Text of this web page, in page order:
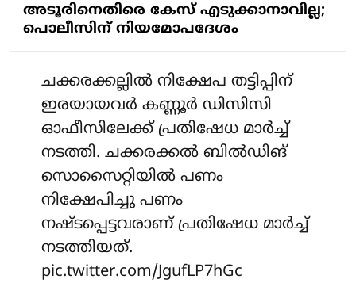
അടൂരിനെതിരെ കേസ് എടുക്കാനാവില്ല;
പൊലീസിന് നിയമോപദേശം
ചക്കരക്കല്ലില്‍ നിക്ഷേപ തട്ടിപ്പിന്
ഇരയായവര്‍ കണ്ണൂര്‍ ഡിസിസി
ഓഫീസിലേക്ക് പ്രതിഷേധ മാര്‍ച്ച്
നടത്തി. ചക്കരക്കല്‍ ബില്‍ഡിങ്
സൊസൈറ്റിയില്‍ പണം
നിക്ഷേപിച്ചു പണം
നഷ്ടപ്പെട്ടവരാണ് പ്രതിഷേധ മാര്‍ച്ച്
നടത്തിയത്.
pic.twitter.com/JgufLP7hGc